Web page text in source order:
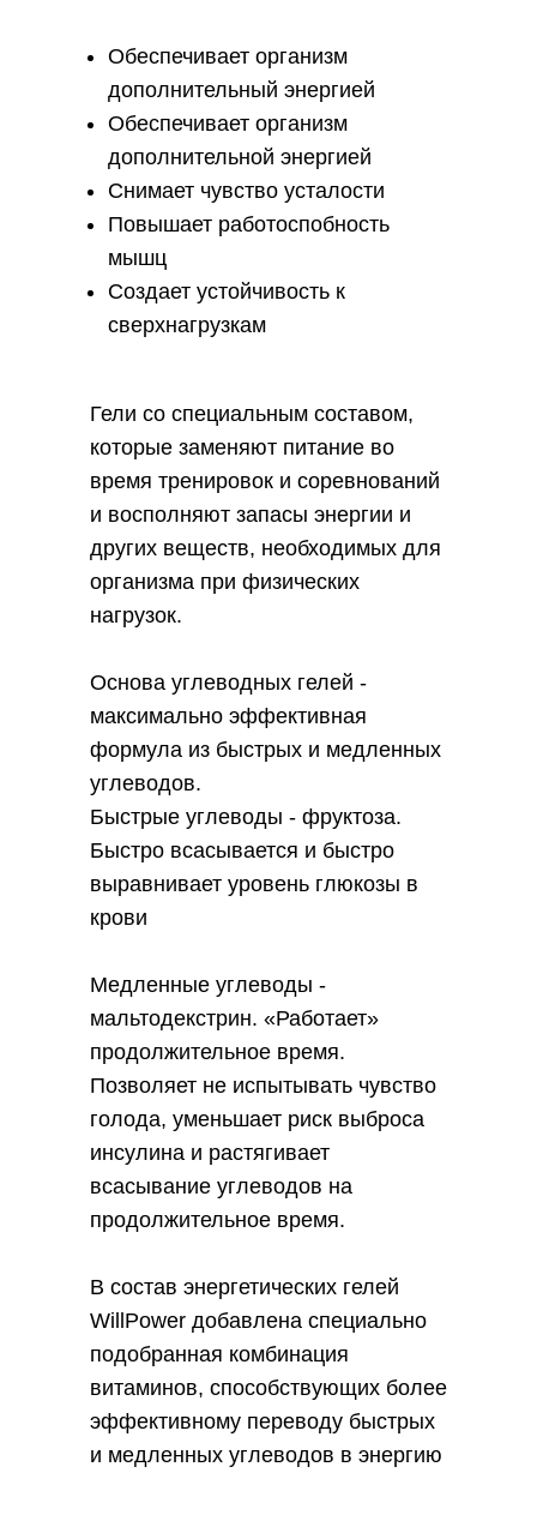
Обеспечивает организм
дополнительный энергией
Обеспечивает организм
дополнительной энергией
Снимает чувство усталости
Повышает работоспобность
мышц
Создает устойчивость к
сверхнагрузкам
Гели со специальным составом,
которые заменяют питание во
время тренировок и соревнований
и восполняют запасы энергии и
других веществ, необходимых для
организма при физических
нагрузок.
Основа углеводных гелей -
максимально эффективная
формула из быстрых и медленных
углеводов.
Быстрые углеводы - фруктоза.
Быстро всасывается и быстро
выравнивает уровень глюкозы в
крови
Медленные углеводы -
мальтодекстрин. «Работает»
продолжительное время.
Позволяет не испытывать чувство
голода, уменьшает риск выброса
инсулина и растягивает
всасывание углеводов на
продолжительное время.
В состав энергетических гелей
WillPower добавлена специально
подобранная комбинация
витаминов, способствующих более
эффективному переводу быстрых
и медленных углеводов в энергию